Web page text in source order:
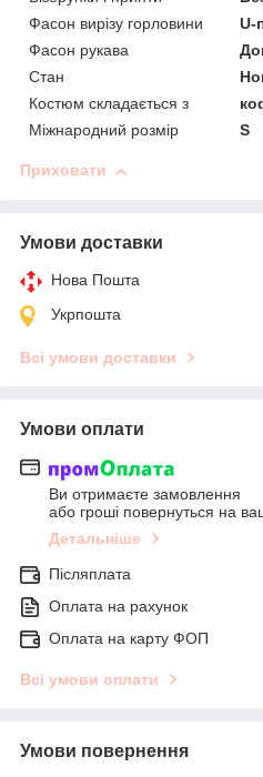
Фасон вирізу горловини
U-
Фасон рукава
Стан
Костюм складається з
Міжнародний розмір
S
Приховати
Умови доставки
Нова Пошта
Укрпошта
Всі умови доставки
Умови оплати
Ви отримаєте замовлення
або гроші повернуться на
Детальніше
Післяплата
Оплата на рахунок
Оплата на карту ФОП
Всі умови оплати
Умови повернення